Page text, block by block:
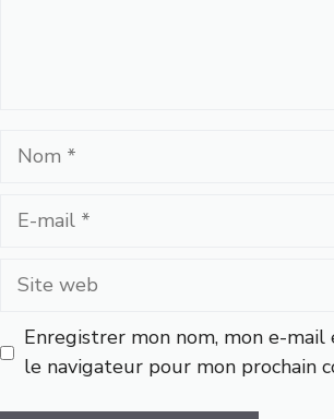
Nom
Site
Enregistrer mon nom, mon e-mail
le navigateur pour mon prochain